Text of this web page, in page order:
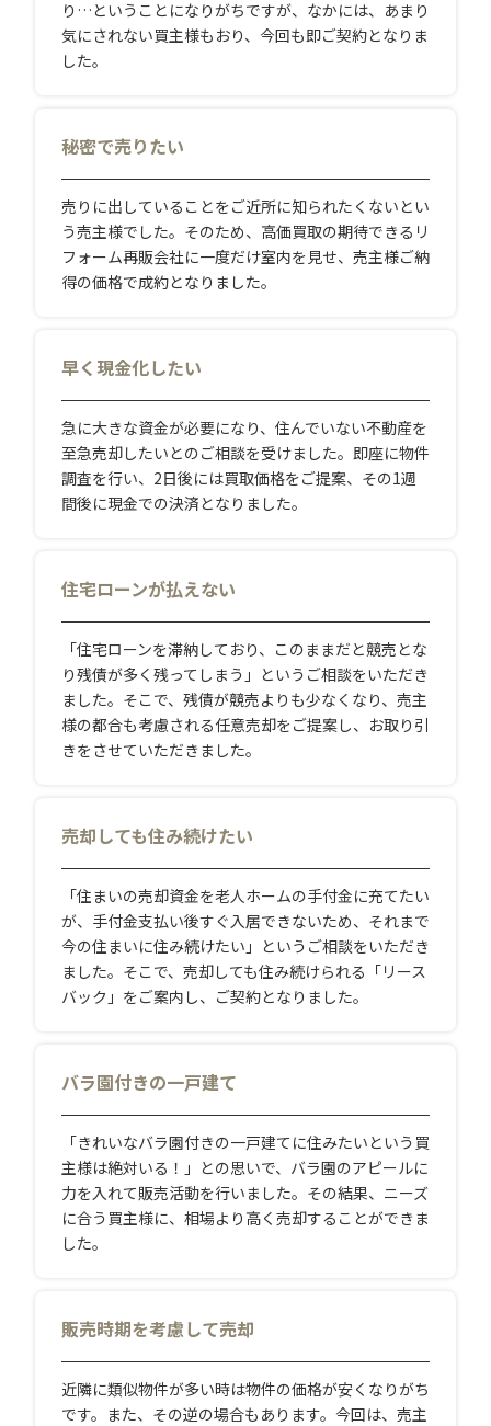
り…ということになりがちですが、なかには、あまり
気にされない買主様もおり、今回も即ご契約となりま
した。
秘密で売りたい
売りに出していることをご近所に知られたくないとい
う売主様でした。そのため、高価買取の期待できるリ
フォーム再販会社に一度だけ室内を見せ、売主様ご納
得の価格で成約となりました。
早く現金化したい
急に大きな資金が必要になり、住んでいない不動産を
至急売却したいとのご相談を受けました。即座に物件
調査を行い、2日後には買取価格をご提案、その1週
間後に現金での決済となりました。
住宅ローンが払えない
「住宅ローンを滞納しており、このままだと競売とな
り残債が多く残ってしまう」というご相談をいただき
ました。そこで、残債が競売よりも少なくなり、売主
様の都合も考慮される任意売却をご提案し、お取り引
きをさせていただきました。
売却しても住み続けたい
「住まいの売却資金を老人ホームの手付金に充てたい
が、手付金支払い後すぐ入居できないため、それまで
今の住まいに住み続けたい」というご相談をいただき
ました。そこで、売却しても住み続けられる「リース
バック」をご案内し、ご契約となりました。
バラ園付きの一戸建て
「きれいなバラ園付きの一戸建てに住みたいという買
主様は絶対いる！」との思いで、バラ園のアピールに
力を入れて販売活動を行いました。その結果、ニーズ
に合う買主様に、相場より高く売却することができま
した。
販売時期を考慮して売却
近隣に類似物件が多い時は物件の価格が安くなりがち
です。また、その逆の場合もあります。今回は、売主